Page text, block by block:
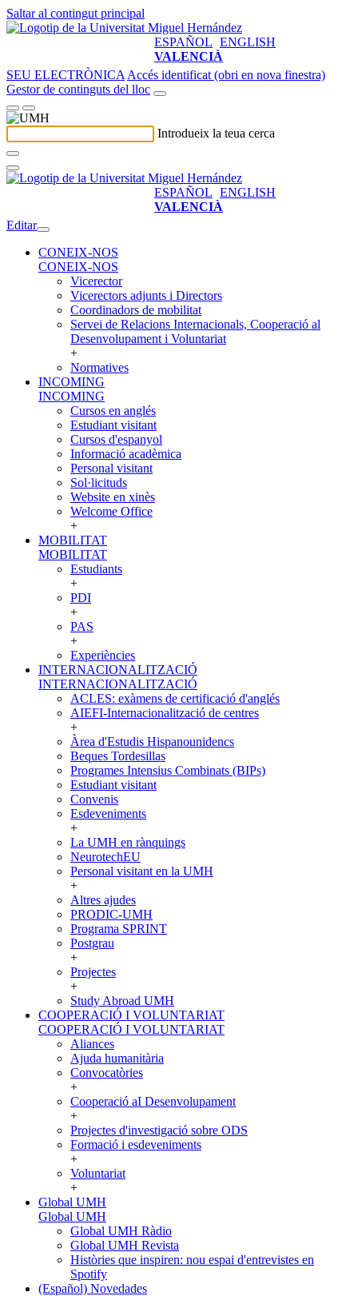
Saltar al contingut principal
ESPAÑOL ENGLISH
VALENCIÀ
SEU ELECTRÒNICA Accés identificat (obri en nova finestra)
Gestor de continguts del lloc
Introdueix la teua cerca
ESPAÑOL ENGLISH
VALENCIÀ
Editar
CONEIX-NOS
CONEIX-NOS
Vicerector
Vicerectors adjunts i Directors
Coordinadors de mobilitat
Servei de Relacions Internacionals, Cooperació al
Desenvolupament i Voluntariat
+
Normatives
INCOMING
INCOMING
Cursos en anglés
Estudiant visitant
Cursos d'espanyol
Informació acadèmica
Personal visitant
Sol·licituds
Website en xinès
Welcome Office
+
MOBILITAT
MOBILITAT
Estudiants
+
PDI
+
PAS
+
Experiències
INTERNACIONALITZACIÓ
INTERNACIONALITZACIÓ
ACLES: exàmens de certificació d'anglés
AIEFI-Internacionalització de centres
+
Àrea d'Estudis Hispanounidencs
Beques Tordesillas
Programes Intensius Combinats (BIPs)
Estudiant visitant
Convenis
Esdeveniments
+
La UMH en rànquings
NeurotechEU
Personal visitant en la UMH
+
Altres ajudes
PRODIC-UMH
Programa SPRINT
Postgrau
+
Projectes
+
Study Abroad UMH
COOPERACIÓ I VOLUNTARIAT
COOPERACIÓ I VOLUNTARIAT
Aliances
Ajuda humanitària
Convocatòries
+
Cooperació aI Desenvolupament
+
Projectes d'investigació sobre ODS
Formació i esdeveniments
+
Voluntariat
+
Global UMH
Global UMH
Global UMH Ràdio
Global UMH Revista
Històries que inspiren: nou espai d'entrevistes en
Spotify
(Español) Novedades